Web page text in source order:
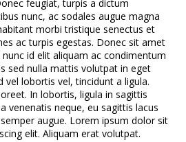
feugiat, turpis a dictum
nunc, ac sodales augue magna
morbi tristique senectus et
ac turpis egestas. Donec sit amet
id elit aliquam ac condimentum
sed nulla mattis volutpat in eget
vel lobortis vel, tincidunt a ligula.
In lobortis, ligula in sagittis
venenatis neque, eu sagittis lacus
augue. Lorem ipsum dolor sit
elit. Aliquam erat volutpat.